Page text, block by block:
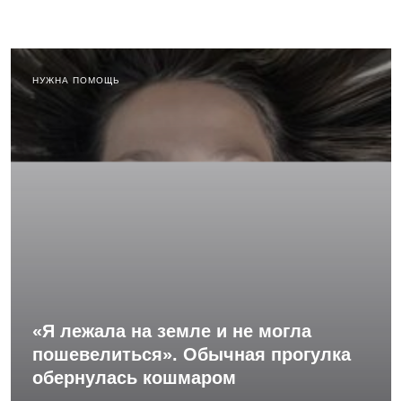
НУЖНА ПОМОЩЬ
«Я лежала на земле и не могла
пошевелиться». Обычная прогулка
обернулась кошмаром